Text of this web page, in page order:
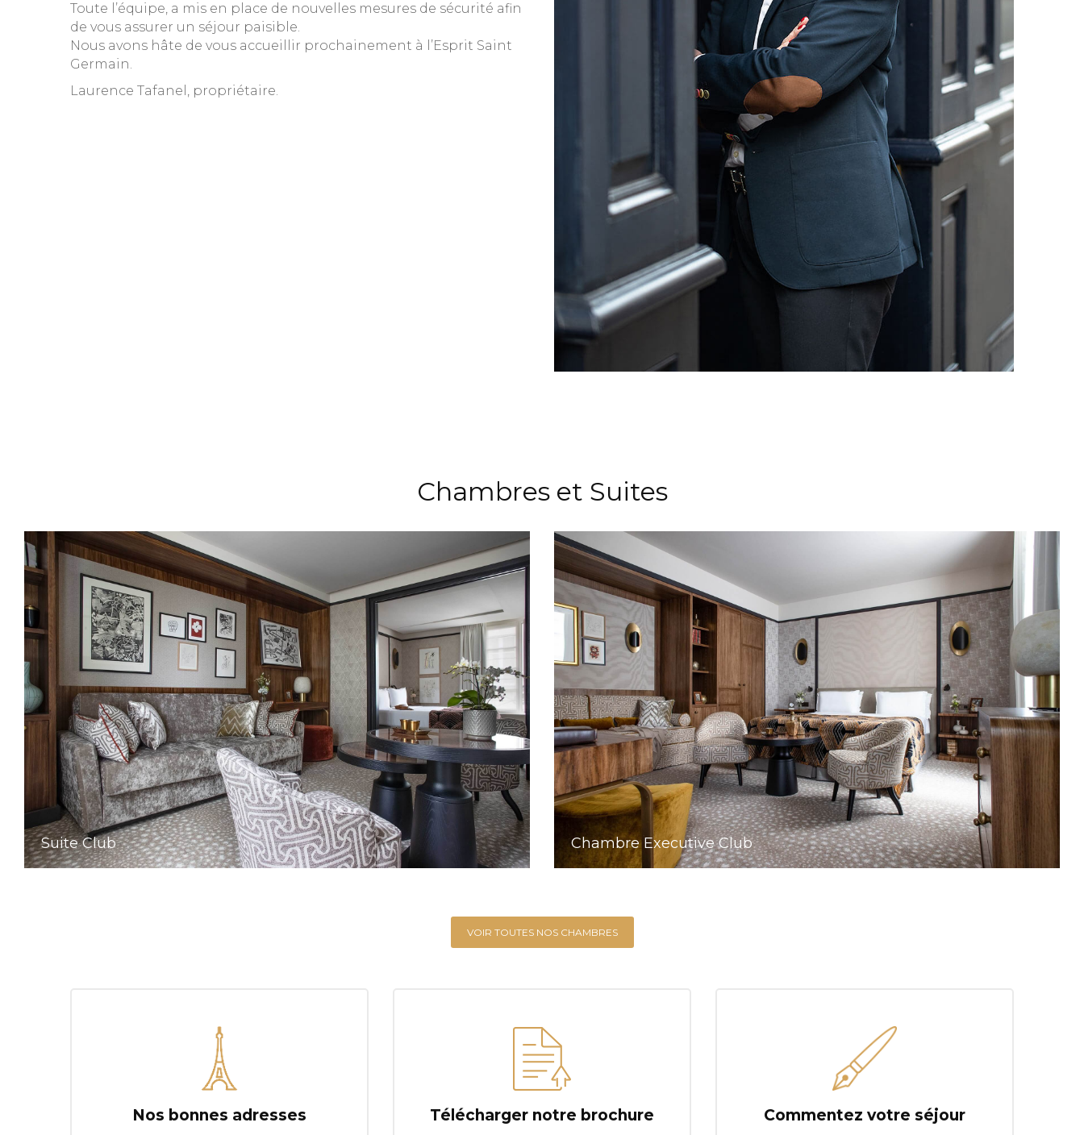
Toute l’équipe, a mis en place de nouvelles mesures de sécurité afin
de vous assurer un séjour paisible.
Nous avons hâte de vous accueillir prochainement à l’Esprit Saint
Germain.
Laurence Tafanel, propriétaire.
Chambres et Suites
Suite Club Chambre Executive Club
VOIR TOUTES NOS CHAMBRES
Nos bonnes adresses Télécharger notre brochure Commentez votre séjour